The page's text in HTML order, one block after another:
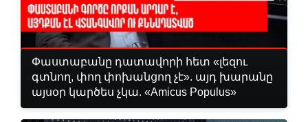
Փաստաբանը դատավորի հետ «լեզու
գտնող, փող փոխանցող չէ». այդ խարանը
այսօր կարծես չկա. «Amicus Populus»